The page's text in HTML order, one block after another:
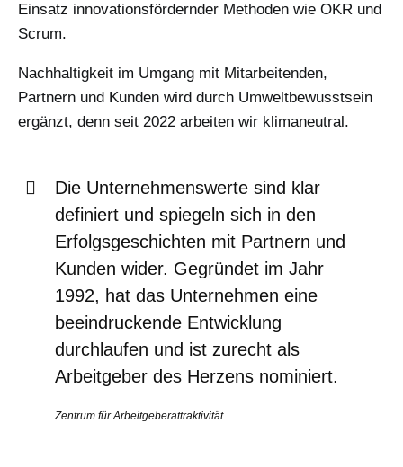
Einsatz innovationsfördernder Methoden wie OKR und
Scrum.
Nachhaltigkeit im Umgang mit Mitarbeitenden,
Partnern und Kunden wird durch Umweltbewusstsein
ergänzt, denn seit 2022 arbeiten wir klimaneutral.
Die Unternehmenswerte sind klar
definiert und spiegeln sich in den
Erfolgsgeschichten mit Partnern und
Kunden wider. Gegründet im Jahr
1992, hat das Unternehmen eine
beeindruckende Entwicklung
durchlaufen und ist zurecht als
Arbeitgeber des Herzens nominiert.
Zentrum für Arbeitgeberattraktivität